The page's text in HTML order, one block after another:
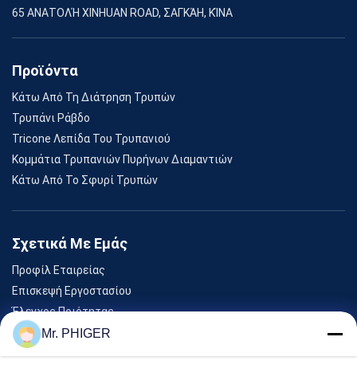
65 ΑΝΑΤΟΛΉ XINHUAN ROAD, ΣΑΓΚΆΗ, ΚΊΝΑ
Προϊόντα
Κάτω Από Τη Διάτρηση Τρυπών
Τρυπάνι Ράβδο
Tricone Λεπίδα Του Τρυπανιού
Κομμάτια Τρυπανιών Πυρήνων Διαμαντιών
Κάτω Από Το Σφυρί Τρυπών
Σχετικά Με Εμάς
Προφίλ Εταιρείας
Επισκεψή Εργοστασίου
Έλεγχος Ποιότητας
SitemapMr. PHIGER